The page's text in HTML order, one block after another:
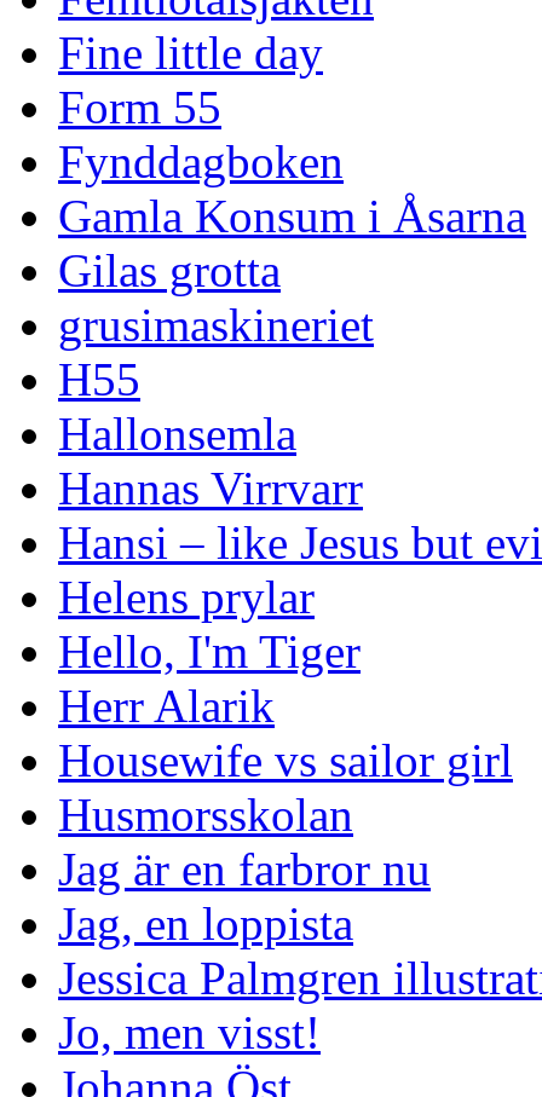
Fine little day
Form 55
Fynddagboken
Gamla Konsum i Åsarna
Gilas grotta
grusimaskineriet
H55
Hallonsemla
Hannas Virrvarr
Hansi – like Jesus but
Helens prylar
Hello, I'm Tiger
Herr Alarik
Housewife vs sailor girl
Husmorsskolan
Jag är en farbror nu
Jag, en loppista
Jessica Palmgren
Jo, men visst!